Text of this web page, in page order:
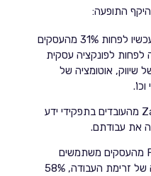
התופעה:
על פי סקר של McKinsey, כבר עכשיו לפחות 31% מהעסקים
לפחות לפונקציה עסקית
אוטומציה של
על פי סקר של חברת Zapier, 90% מהעובדים בתפקידי ידע
את עבודתם.
על פי סקר של Formstack, 76% מהעסקים משתמשים
באוטומציה עסקית לסטנדרטיזציה של זרימת העבודה, 58%